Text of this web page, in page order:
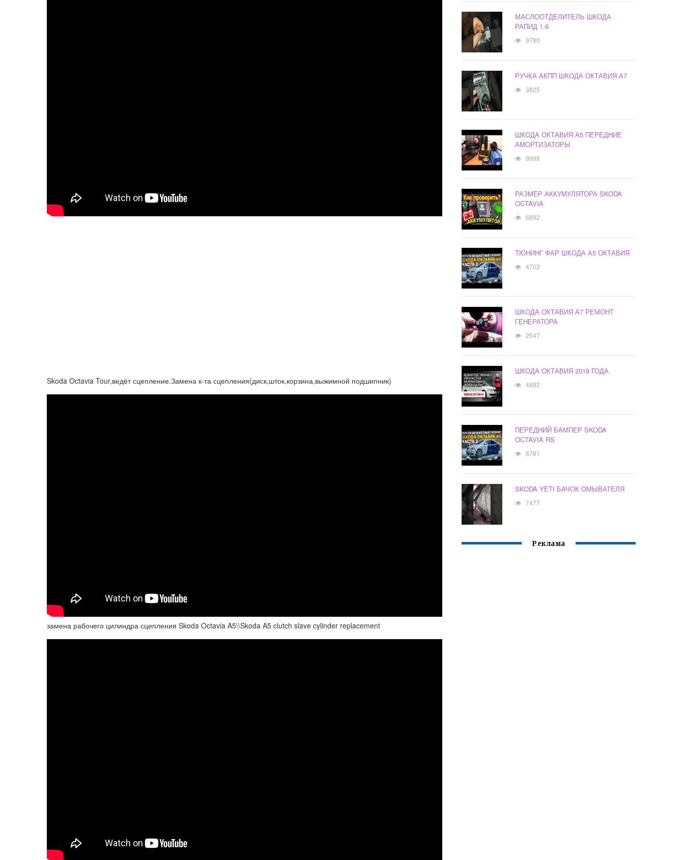
Skoda Octavia Tour,ведёт сцепление.Замена к-та сцепления(диск,шток,корзина,выжимной подшипник)
замена рабочего цилиндра сцепления Skoda Octavia A5\\Skoda A5 clutch slave cylinder replacement
МАСЛООТДЕЛИТЕЛЬ ШКОДА
РАПИД 1.6
9780
РУЧКА АКПП ШКОДА ОКТАВИЯ А7
3825
ШКОДА ОКТАВИЯ А5 ПЕРЕДНИЕ
АМОРТИЗАТОРЫ
9998
РАЗМЕР АККУМУЛЯТОРА SKODA
OCTAVIA
6892
ТЮНИНГ ФАР ШКОДА А5 ОКТАВИЯ
4702
ШКОДА ОКТАВИЯ А7 РЕМОНТ
ГЕНЕРАТОРА
2547
ШКОДА ОКТАВИЯ 2019 ГОДА
4892
ПЕРЕДНИЙ БАМПЕР SKODA
OCTAVIA RS
8781
SKODA YETI БАЧОК ОМЫВАТЕЛЯ
7477
Реклама